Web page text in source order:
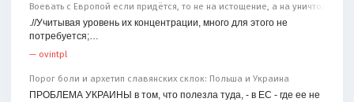
Воевать с Европой если придётся, то не на истощение, а на уничтожение
.//Учитывая уровень их концентрации, много для этого не
потребуется;…
— ovintpl
Порог боли и архетип славянских склок: Польша и Украина
ПРОБЛЕМА УКРАИНЫ в том, что полезла туда, - в ЕС - где ее не